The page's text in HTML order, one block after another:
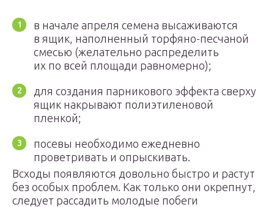
в начале апреля семена высаживаются
в ящик, наполненный торфяно-песчаной
смесью (желательно распределить
их по всей площади равномерно);
для создания парникового эффекта сверху
ящик накрывают полиэтиленовой
пленкой;
посевы необходимо ежедневно
проветривать и опрыскивать.
Всходы появляются довольно быстро и растут
без особых проблем. Как только они окрепнут,
следует рассадить молодые побеги